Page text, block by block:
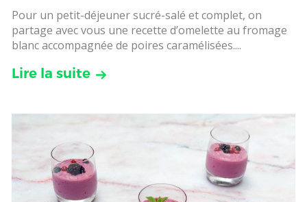
Pour un petit-déjeuner sucré-salé et complet, on
partage avec vous une recette d’omelette au fromage
blanc accompagnée de poires caramélisées....
Lire la suite